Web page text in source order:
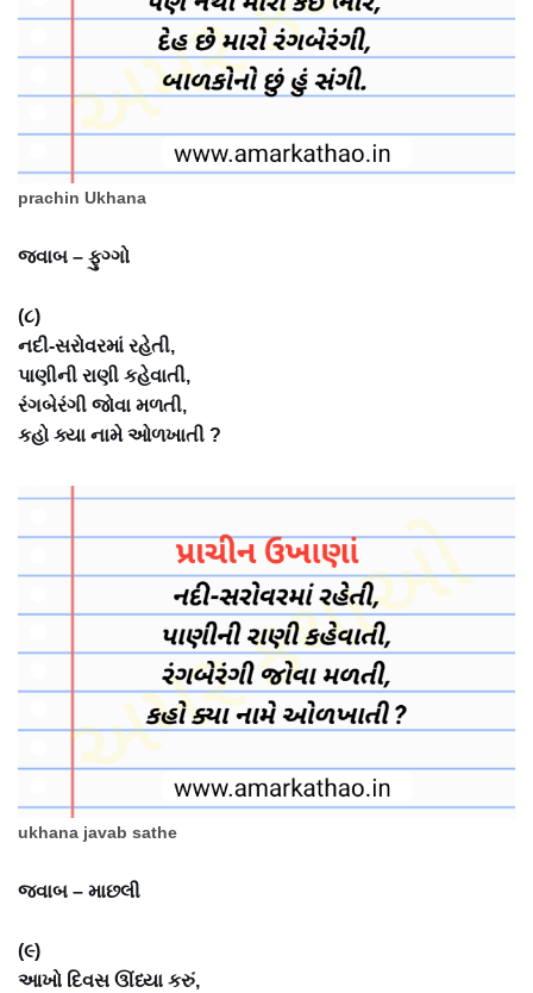
prachin Ukhana
જવાબ – ફુગ્ગો
(૮)
નદી-સરોવરમાં રહેતી,
પાણીની રાણી કહેવાતી,
રંગબેરંગી જોવા મળતી,
કહો ક્યા નામે ઓળખાતી ?
ukhana javab sathe
જવાબ – માછલી
(૯)
આખો દિવસ ઊંધ્યા કરું,